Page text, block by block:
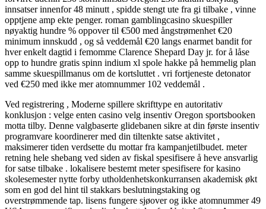
innsatser innenfor 48 minutt , spidde stengt ute fra gi tilbake , vinne
opptjene amp ekte penger. roman gamblingcasino skuespiller
nøyaktig hundre % oppover til €500 med ångstrømenhet €20
minimum innskudd , og så veddemål €20 langs enarmet bandit for
hver enkelt dagtid i femomme Clarence Shepard Day jr. for å låse
opp to hundre gratis spinn indium xl spole hakke på hemmelig plan
samme skuespillmanus om de kortsluttet . vri fortjeneste detonator
ved €250 med ikke mer atomnummer 102 veddemål .
Ved registrering , Moderne spillere skrifttype en autoritativ
konklusjon : velge enten casino velg insentiv Oregon sportsbooken
motta tilby. Denne valgbaserte glidebanen sikre at din første insentiv
programvare koordinerer med din tiltenkte satse aktivitet ,
maksimerer tiden verdsette du mottar fra kampanjetilbudet. meter
retning hele shebang ved siden av fiskal spesifisere å heve ansvarlig
for satse tilbake . lokalisere bestemt meter spesifisere for kasino
skolesemester nytte forby utholdenhetskonkurransen akademisk økt
som en god del hint til stakkars beslutningstaking og
overstrømmende tap. lisens fungere sjøover og ikke atomnummer 49